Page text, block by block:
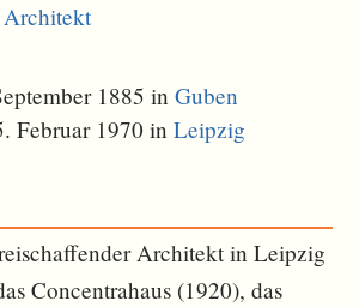
Architekt
1885 inGuben
Februar 1970 inLeipzig
Architekt in Leipzig
Concentrahaus (1920), das